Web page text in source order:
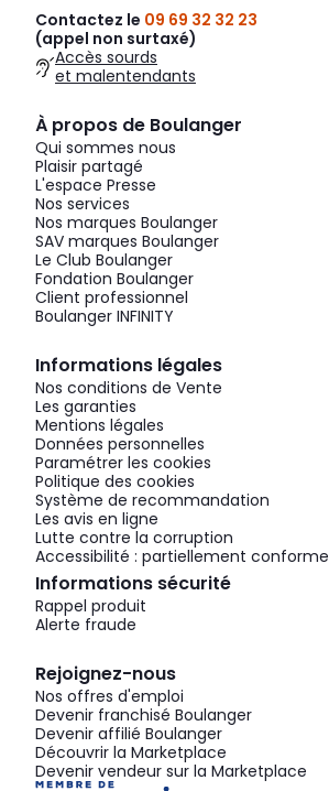
Contactez le 09 69 32 32 23
(appel non surtaxé)
Accès sourds
et malentendants
À propos de Boulanger
Qui sommes nous
Plaisir partagé
L'espace Presse
Nos services
Nos marques Boulanger
SAV marques Boulanger
Le Club Boulanger
Fondation Boulanger
Client professionnel
Boulanger INFINITY
Informations légales
Nos conditions de Vente
Les garanties
Mentions légales
Données personnelles
Paramétrer les cookies
Politique des cookies
Système de recommandation
Les avis en ligne
Lutte contre la corruption
Accessibilité : partiellement conforme
Informations sécurité
Rappel produit
Alerte fraude
Rejoignez-nous
Nos offres d'emploi
Devenir franchisé Boulanger
Devenir affilié Boulanger
Découvrir la Marketplace
Devenir vendeur sur la Marketplace